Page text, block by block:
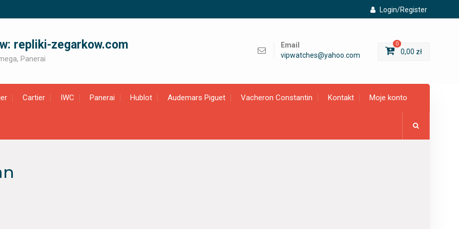
Login/Register
repliki-zegarkow.com
Panerai
Email
vipwatches@yahoo.com
0
0,00 zł
Cartier IWC Panerai Hublot Audemars Piguet Vacheron Constantin Kontakt Moje konto